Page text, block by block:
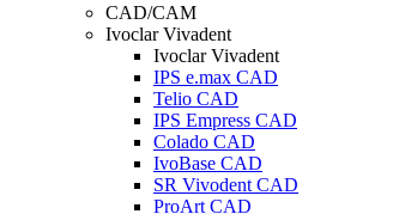
CAD/CAM
Ivoclar Vivadent
Ivoclar Vivadent
IPS e.max CAD
Telio CAD
IPS Empress CAD
Colado CAD
IvoBase CAD
SR Vivodent CAD
ProArt CAD